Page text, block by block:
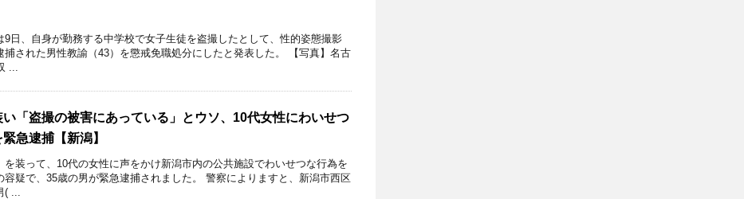
日、自身が勤務する中学校で女子生徒を盗撮したとして、性的姿態撮影
捕された男性教諭（43）を懲戒免職処分にしたと発表した。 【写真】名古
...
い「盗撮の被害にあっている」とウソ、10代女性にわいせつ
急逮捕【新潟】
を装って、10代の女性に声をかけ新潟市内の公共施設でわいせつな行為を
容疑で、35歳の男が緊急逮捕されました。 警察によりますと、新潟市西区
( ...